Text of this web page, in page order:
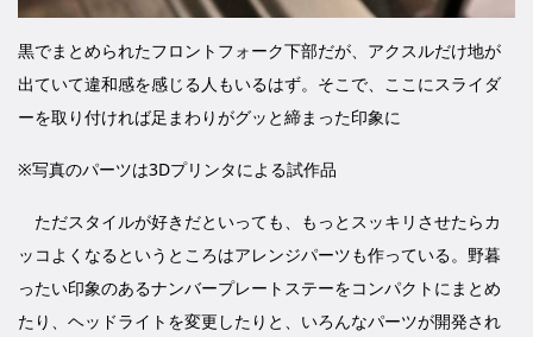
黒でまとめられたフロントフォーク下部だが、アクスルだけ地が
出ていて違和感を感じる人もいるはず。そこで、ここにスライダ
ーを取り付ければ足まわりがグッと締まった印象に
※写真のパーツは3Dプリンタによる試作品
ただスタイルが好きだといっても、もっとスッキリさせたらカ
ッコよくなるというところはアレンジパーツも作っている。野暮
ったい印象のあるナンバープレートステーをコンパクトにまとめ
たり、ヘッドライトを変更したりと、いろんなパーツが開発され